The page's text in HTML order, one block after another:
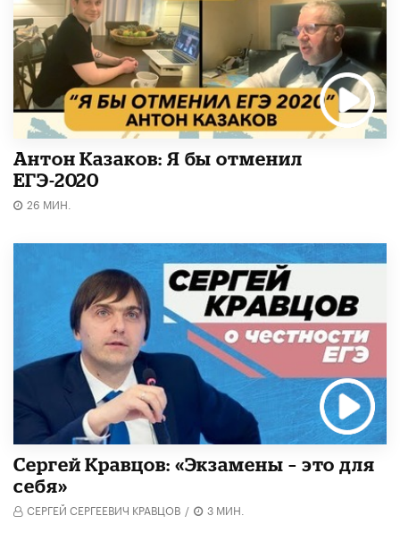
Антон Казаков: Я бы отменил
ЕГЭ-2020
26 МИН.
Сергей Кравцов: «Экзамены – это для
себя»
СЕРГЕЙ СЕРГЕЕВИЧ КРАВЦОВ / 3 МИН.